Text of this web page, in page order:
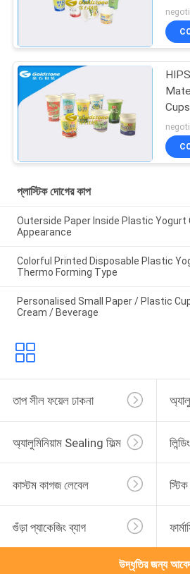
Ice
Cups
প্লাস্টিক দোগের কাপ
Outerside Paper Inside Plastic Yogurt
Appearance
Colorful Printed Disposable Plastic
Thermo Forming Type
Personalised Small Paper / Plastic
Cream / Beverage
তাপ সীল ফয়েল ঢাকনা
অ্যালুমিনিয়াম Sealing ফিল্ম
কাস্টম কাগজ লেবেল
গুঁড়া প্যাকেজিং ব্যাগ
উদ্ধৃতির জন্য